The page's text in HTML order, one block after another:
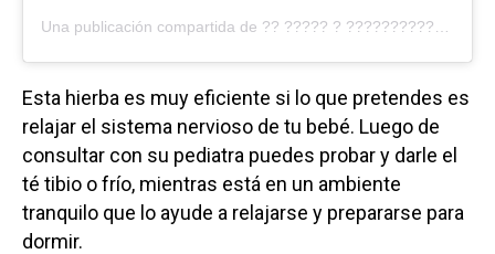
Una publicación compartida de ?? ????? ? ????????????
Esta hierba es muy eficiente si lo que pretendes es
relajar el sistema nervioso de tu bebé. Luego de
consultar con su pediatra puedes probar y darle el
té tibio o frío, mientras está en un ambiente
tranquilo que lo ayude a relajarse y prepararse para
dormir.